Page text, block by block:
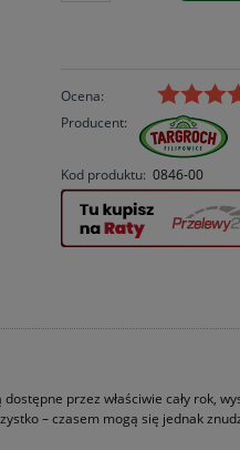
Ocena:
Producent:
Kod produktu: 0846-00
przez właściwie cały rok,
– czasem mogą się jednak